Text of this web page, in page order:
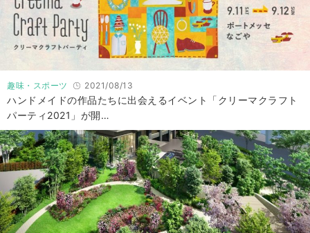
趣味・スポーツ 2021/08/13
ハンドメイドの作品たちに出会えるイベント「クリーマクラフト
パーティ2021」が開…